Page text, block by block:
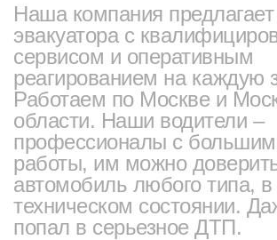
Наша компания предлагает
эвакуатора с
сервисом и оперативным
реагированием на каждую
Работаем по Москве и
области. Наши водители –
профессионалы с
работы, им можно
автомобиль любого типа,
техническом состоянии.
попал в серьезное ДТП.